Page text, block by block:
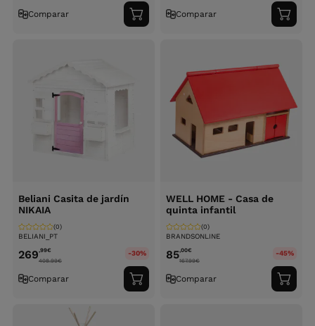
Comparar
Adicionar
ao
Comparar
ao
Beliani Casita de jardín
NIKAIA
BELIANI_PT
(0)
269,99€
408.99€
-30%
Comparar
Adicionar
ao
WELL HOME - Casa de
quinta infantil
BRANDSONLINE
(0)
85,00€
167.99€
-45%
Comparar
ao